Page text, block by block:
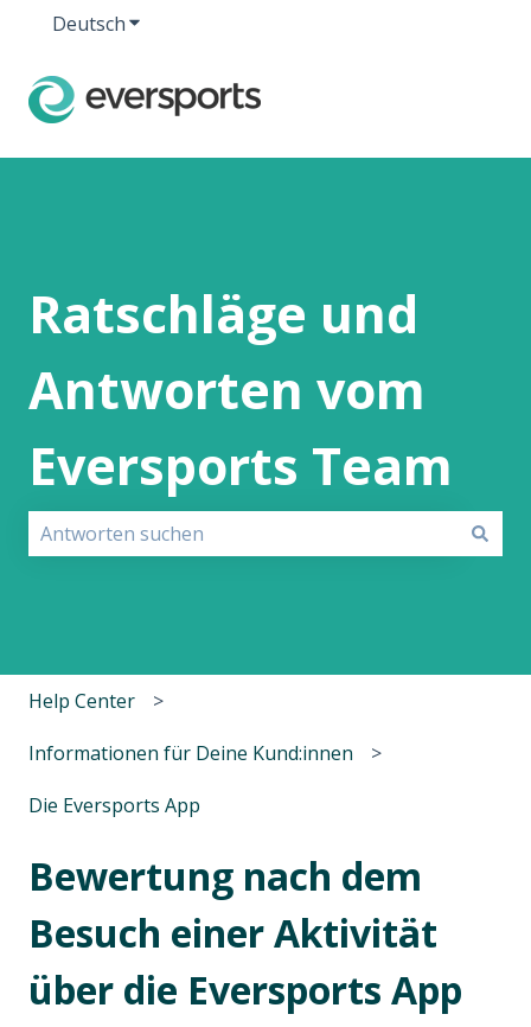
DeutschUntermenü für Übersetzungen anzeigen
Ratschläge und
Antworten vom
Eversports Team
Help Center
Informationen für Deine Kund:innen
Die Eversports App
Bewertung nach dem
Besuch einer Aktivität
über die Eversports App